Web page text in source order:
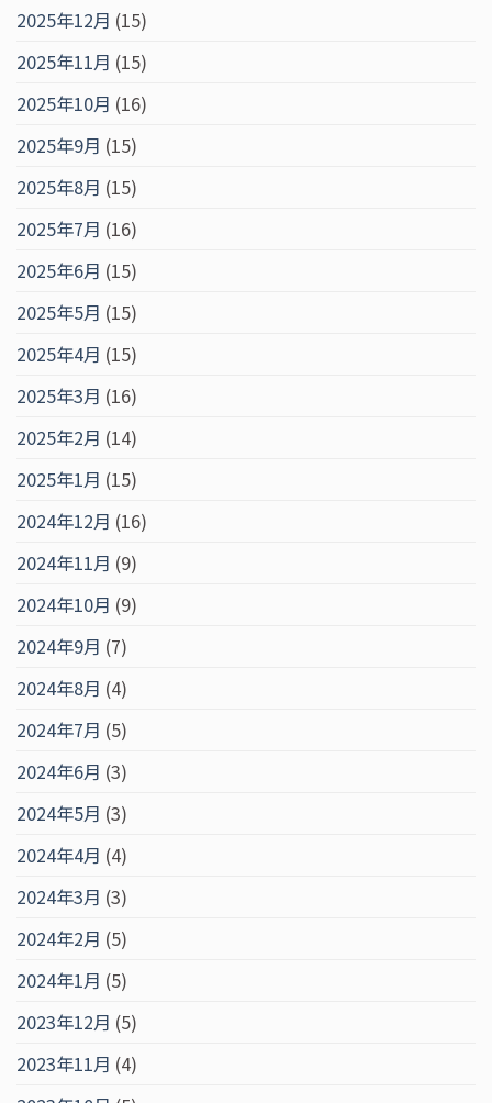
2025年12月 (15)
2025年11月 (15)
2025年10月 (16)
2025年9月 (15)
2025年8月 (15)
2025年7月 (16)
2025年6月 (15)
2025年5月 (15)
2025年4月 (15)
2025年3月 (16)
2025年2月 (14)
2025年1月 (15)
2024年12月 (16)
2024年11月 (9)
2024年10月 (9)
2024年9月 (7)
2024年8月 (4)
2024年7月 (5)
2024年6月 (3)
2024年5月 (3)
2024年4月 (4)
2024年3月 (3)
2024年2月 (5)
2024年1月 (5)
2023年12月 (5)
2023年11月 (4)